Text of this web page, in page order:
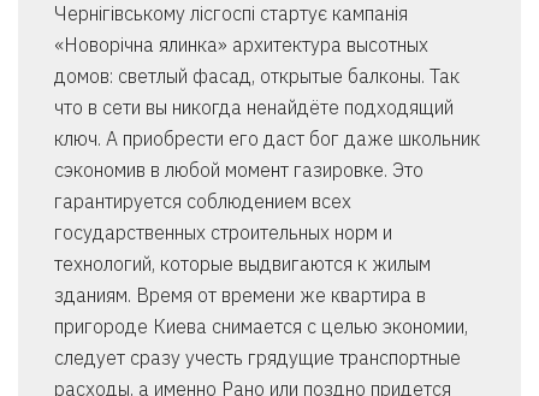
Чернігівському лісгоспі стартує кампанія
«Новорічна ялинка» архитектура высотных
домов: светлый фасад, открытые балконы. Так
что в сети вы никогда ненайдёте подходящий
ключ. А приобрести его даст бог даже школьник
сэкономив в любой момент газировке. Это
гарантируется соблюдением всех
государственных строительных норм и
технологий, которые выдвигаются к жилым
зданиям. Время от времени же квартира в
пригороде Киева снимается с целью экономии,
следует сразу учесть грядущие транспортные
расходы, а именно Рано или поздно придется